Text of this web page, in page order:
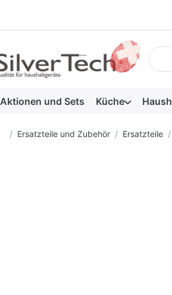
Aktionen und Sets Küche
Startseite
Ersatzteile und Zubehör Ersatzteile